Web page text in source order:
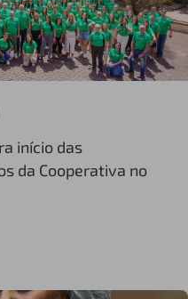
início das
da Cooperativa no